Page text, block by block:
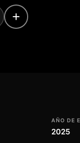
que mezcla la
y original
AÑO DE
2025